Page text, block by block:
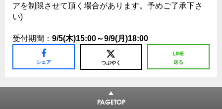
アを制限させて頂く場合があります。予めご了承下さ
い)
受付期間： 9/5(木)15:00～9/9(月)18:00
シェア つぶやく 送る
PAGETOP